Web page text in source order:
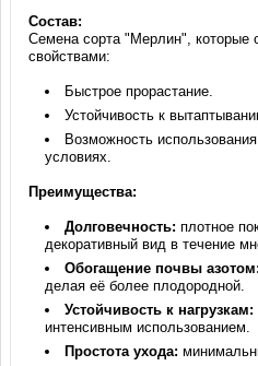
Состав:
Семена сорта "Мерлин",
свойствами:
Быстрое прорастание.
Устойчивость к
Возможность
условиях.
Преимущества:
Долговечность: плотное
декоративный вид в течение
Обогащение почвы азотом:
делая её более плодородной.
Устойчивость к нагрузкам:
интенсивным использованием.
Простота ухода: